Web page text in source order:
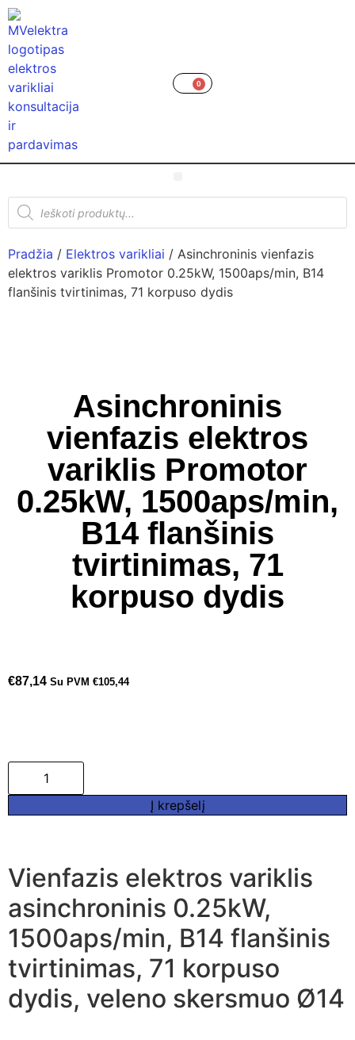
0
Pradžia / Elektros varikliai / Asinchroninis vienfazis
elektros variklis Promotor 0.25kW, 1500aps/min, B14
flanšinis tvirtinimas, 71 korpuso dydis
Asinchroninis
vienfazis elektros
variklis Promotor
0.25kW, 1500aps/min,
B14 flanšinis
tvirtinimas, 71
korpuso dydis
€87,14 Su PVM €105,44
Į krepšelį
Vienfazis elektros variklis
asinchroninis 0.25kW,
1500aps/min, B14 flanšinis
tvirtinimas, 71 korpuso
dydis, veleno skersmuo Ø14